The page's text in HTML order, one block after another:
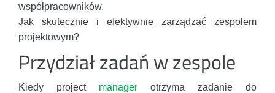
współpracowników.
Jak skutecznie i efektywnie zarządzać zespołem
projektowym?
Przydział zadań w zespole
Kiedy project manager otrzyma zadanie do